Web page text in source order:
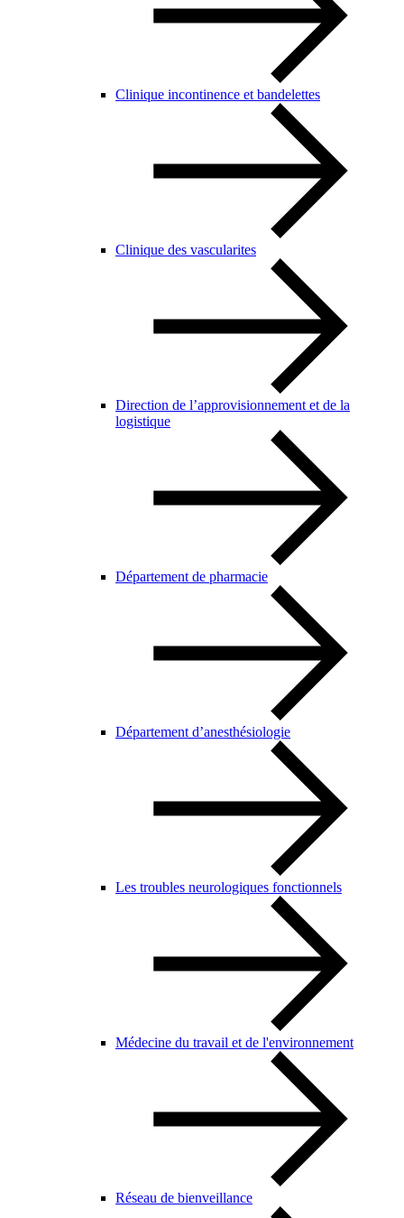
Clinique incontinence et bandelettes
Clinique des vascularites
Direction de l’approvisionnement et de la
logistique
Département de pharmacie
Département d’anesthésiologie
Les troubles neurologiques fonctionnels
Médecine du travail et de l'environnement
Réseau de bienveillance